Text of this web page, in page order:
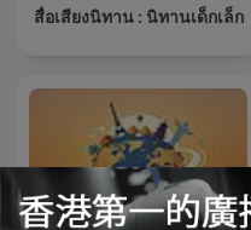
สื่อเสียงนิทาน : นิทานเด็กเล็ก